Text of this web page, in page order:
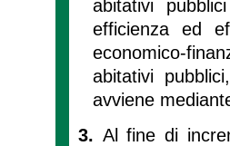
abitativi
efficienza ed
economico-
abitativi
avviene
3. Al fine di